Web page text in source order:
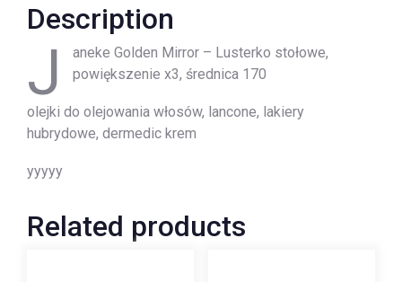
Description
J
aneke Golden Mirror – Lusterko stołowe,
powiększenie x3, średnica 170
olejki do olejowania włosów, lancone, lakiery
hubrydowe, dermedic krem
yyyyy
Related products